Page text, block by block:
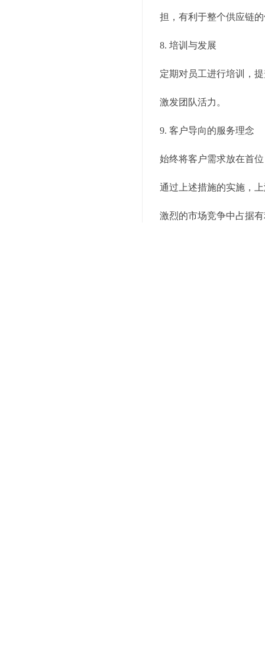
担，有利于整个供应链
8. 培训与发展
定期对员工进行培训，
激发团队活力。
9. 客户导向的服务理念
始终将客户需求放在首
通过上述措施的实施，
激烈的市场竞争中占据